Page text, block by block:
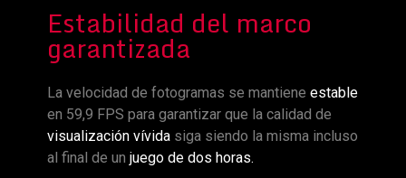
Estabilidad del marco
garantizada
La velocidad de fotogramas se mantiene estable
en 59,9 FPS para garantizar que la calidad de
visualización vívida siga siendo la misma incluso
al final de un juego de dos horas.